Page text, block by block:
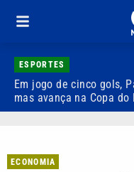
ESPORTES
Em jogo de cinco gols,
mas avança na Copa do
ECONOMIA